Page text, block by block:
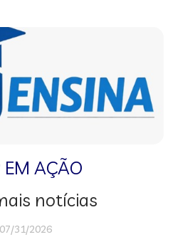
EM AÇÃO
notícias
07/31/2026